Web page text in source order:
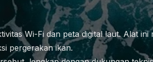
Wi-Fi dan peta digital laut. Alat ini
pergerakan ikan.